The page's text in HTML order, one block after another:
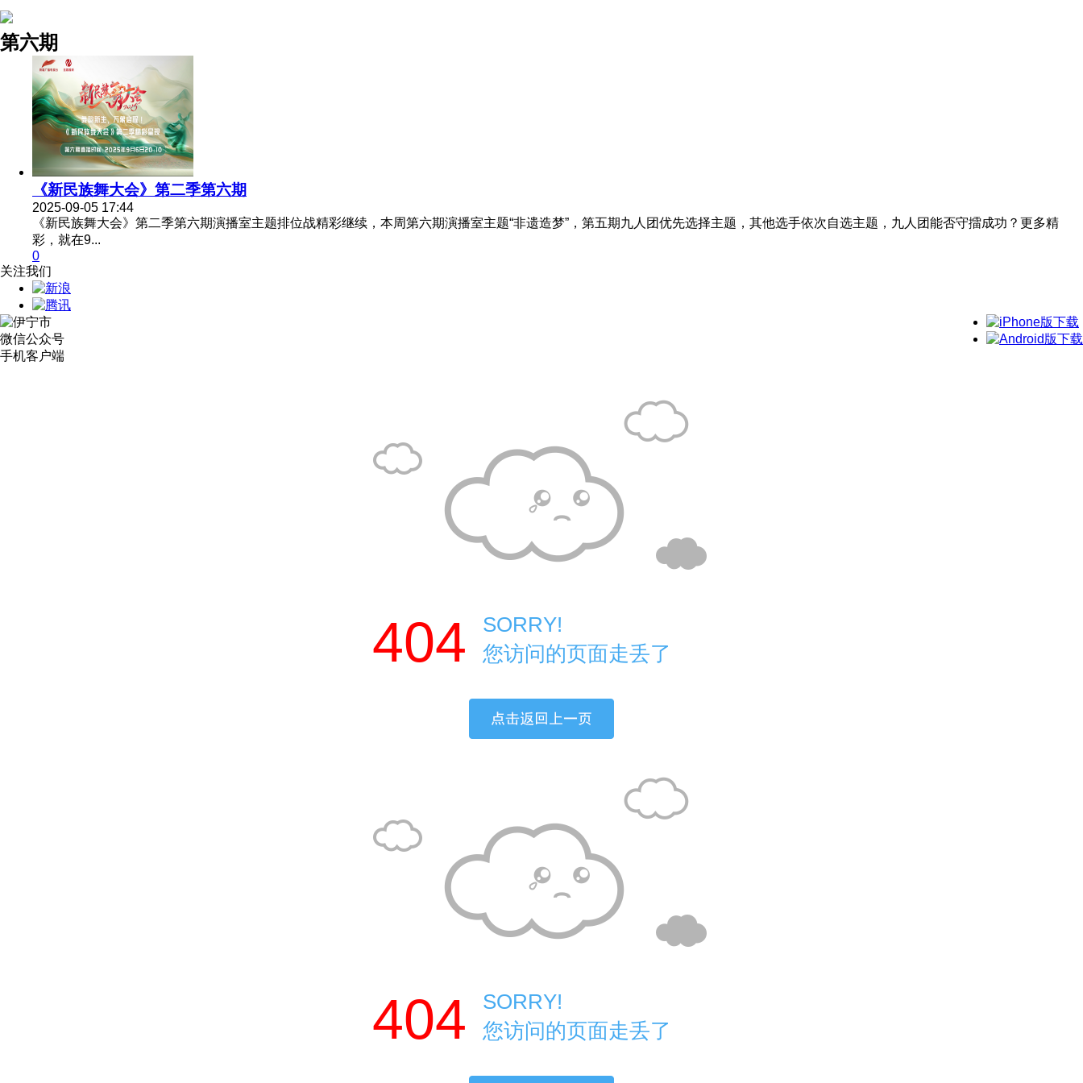
第六期
《新民族舞大会》第二季第六期
2025-09-05 17:44
《新民族舞大会》第二季第六期演播室主题排位战精彩继续，本周第六期演播室主题“非遗造梦”，第五期九人团优先选择主题，其他选手依次自选主题，九人团能否守擂成功？更多精
彩，就在9...
0
关注我们
微信公众号
手机客户端
404
SORRY!
您访问的页面走丢了
404
SORRY!
您访问的页面走丢了